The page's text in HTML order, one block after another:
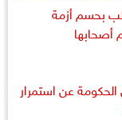
بحسم أزمة
أصحابها
عن استمرار